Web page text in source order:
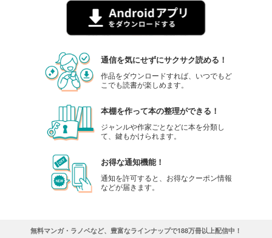
通信を気にせずにサクサク読める！
作品をダウンロードすれば、いつでもど
こでも読書が楽しめます。
本棚を作って本の整理ができる！
ジャンルや作家ごとなどに本を分類し
て、鍵もかけられます。
お得な通知機能！
通知を許可すると、お得なクーポン情報
などが届きます。
無料マンガ・ラノベなど、豊富なラインナップで188万冊以上配信中！